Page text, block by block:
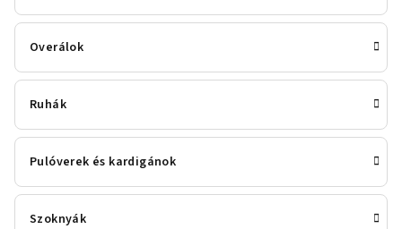
Overálok
Ruhák
Pulóverek és kardigánok
Szoknyák